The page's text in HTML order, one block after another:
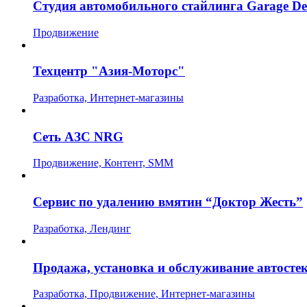
Cтудия автомобильного стайлинга Garage
Продвижение
Техцентр "Азия-Моторс"
Разработка, Интернет-магазины
Сеть АЗС NRG
Продвижение, Контент, SMM
Сервис по удалению вмятин “Доктор Жесть”
Разработка, Лендинг
Продажа, установка и обслуживание
Разработка, Продвижение, Интернет-магазины